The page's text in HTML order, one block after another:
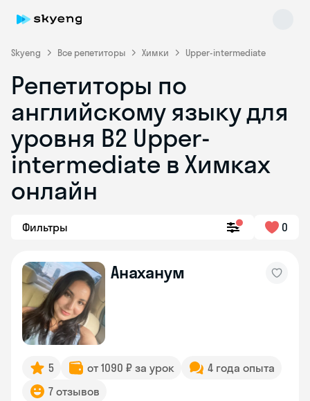
Skyeng Все репетиторы Химки Upper-intermediate
Репетиторы по
английскому языку для
уровня B2 Upper-
intermediate в Химках
онлайн
Фильтры 0
Анаханум
5 от 1090 ₽ за урок
4 года опыта
7 отзывов
Skyeng Chat
online